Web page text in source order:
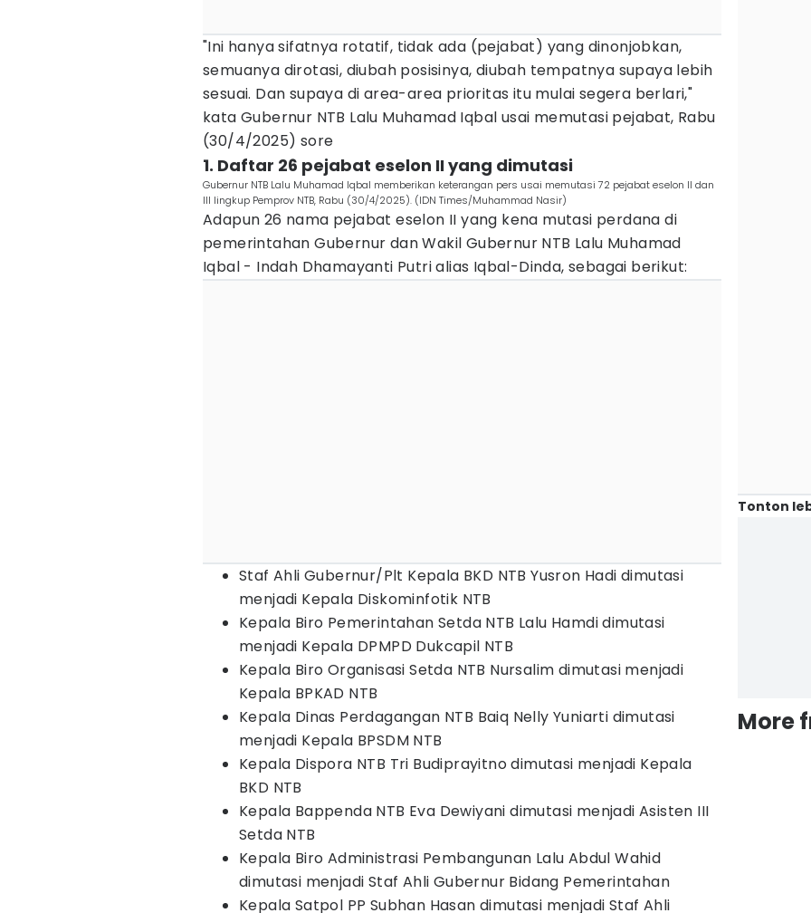
"Ini hanya sifatnya rotatif, tidak ada (pejabat) yang dinonjobkan,
semuanya dirotasi, diubah posisinya, diubah tempatnya supaya lebih
sesuai. Dan supaya di area-area prioritas itu mulai segera berlari,"
kata Gubernur NTB Lalu Muhamad Iqbal usai memutasi pejabat, Rabu
(30/4/2025) sore
1. Daftar 26 pejabat eselon II yang dimutasi
Gubernur NTB Lalu Muhamad Iqbal memberikan keterangan pers usai memutasi 72 pejabat eselon II dan
III lingkup Pemprov NTB, Rabu (30/4/2025). (IDN Times/Muhammad Nasir)
Adapun 26 nama pejabat eselon II yang kena mutasi perdana di
pemerintahan Gubernur dan Wakil Gubernur NTB Lalu Muhamad
Iqbal - Indah Dhamayanti Putri alias Iqbal-Dinda, sebagai berikut:
Staf Ahli Gubernur/Plt Kepala BKD NTB Yusron Hadi dimutasi
menjadi Kepala Diskominfotik NTB
Kepala Biro Pemerintahan Setda NTB Lalu Hamdi dimutasi
menjadi Kepala DPMPD Dukcapil NTB
Kepala Biro Organisasi Setda NTB Nursalim dimutasi menjadi
Kepala BPKAD NTB
Kepala Dinas Perdagangan NTB Baiq Nelly Yuniarti dimutasi
menjadi Kepala BPSDM NTB
Kepala Dispora NTB Tri Budiprayitno dimutasi menjadi Kepala
BKD NTB
Kepala Bappenda NTB Eva Dewiyani dimutasi menjadi Asisten III
Setda NTB
Kepala Biro Administrasi Pembangunan Lalu Abdul Wahid
dimutasi menjadi Staf Ahli Gubernur Bidang Pemerintahan
Kepala Satpol PP Subhan Hasan dimutasi menjadi Staf Ahli
Tonton
More